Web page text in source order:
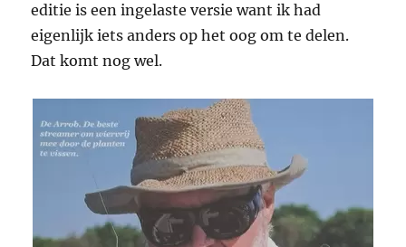
editie is een ingelaste versie want ik had
eigenlijk iets anders op het oog om te delen.
Dat komt nog wel.